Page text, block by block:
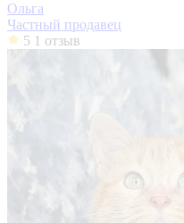
Ольга
Частный продавец
5 1 отзыв